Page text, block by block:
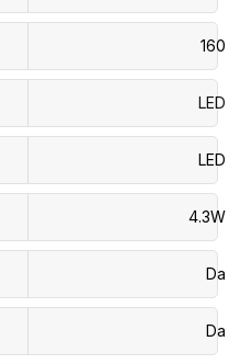
160
LED
LED
4.3W
Da
Da